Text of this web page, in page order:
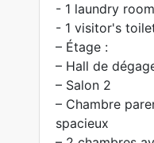
- 1 laundry room
- 1 visitor's
– Étage :
– Hall de
– Salon 2
– Chambre
spacieux